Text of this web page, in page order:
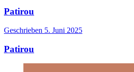
Patirou
Geschrieben 5. Juni 2025
Patirou